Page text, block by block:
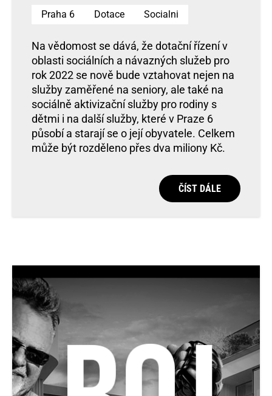
Praha 6 Dotace Socialni
Na vědomost se dává, že dotační řízení v
oblasti sociálních a návazných služeb pro
rok 2022 se nově bude vztahovat nejen na
služby zaměřené na seniory, ale také na
sociálně aktivizační služby pro rodiny s
dětmi i na další služby, které v Praze 6
působí a starají se o její obyvatele. Celkem
může být rozděleno přes dva miliony Kč.
ČÍST DÁLE